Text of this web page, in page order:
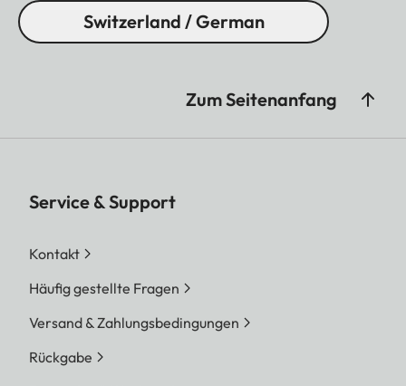
Switzerland / German
Zum Seitenanfang
Service & Support
Kontakt
Häufig gestellte Fragen
Versand & Zahlungsbedingungen
Rückgabe